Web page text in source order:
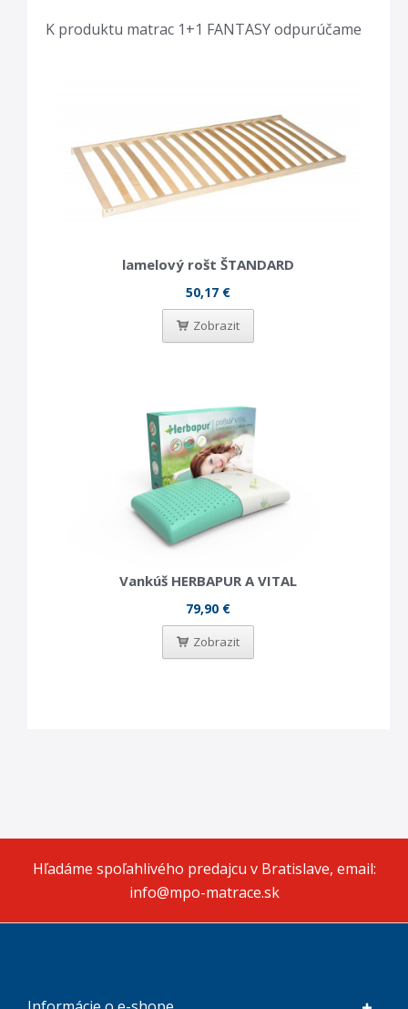
K produktu matrac 1+1 FANTASY odpurúčame
lamelový rošt ŠTANDARD
50,17 €
Zobrazit
Vankúš HERBAPUR A VITAL
79,90 €
Zobrazit
Hľadáme spoľahlivého predajcu v Bratislave, email:
info@mpo-matrace.sk